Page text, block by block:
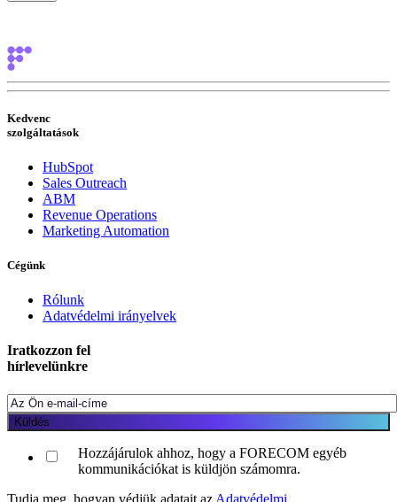
Kedvenc
szolgáltatások
HubSpot
Sales Outreach
ABM
Revenue Operations
Marketing Automation
Cégünk
Rólunk
Adatvédelmi irányelvek
Iratkozzon fel
hírlevelünkre
Hozzájárulok ahhoz, hogy a FORECOM egyéb
kommunikációkat is küldjön számomra.
Tudja meg, hogyan védjük adatait az Adatvédelmi